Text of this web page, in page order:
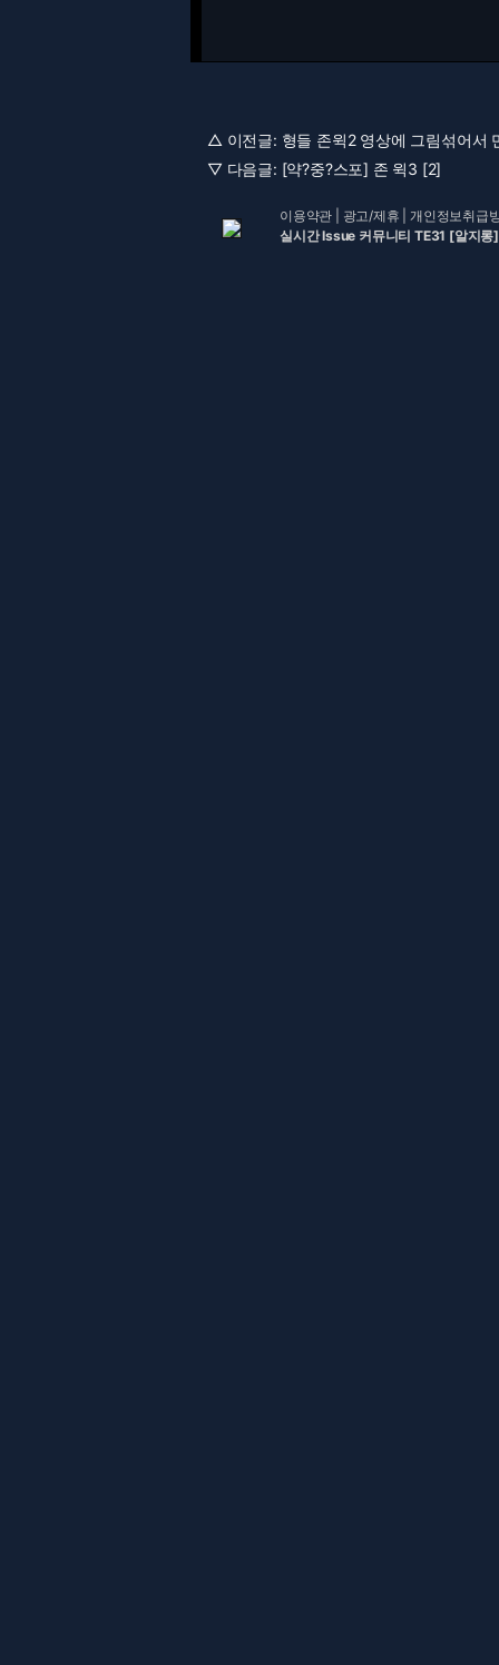
△ 이전글: 형들 존윅2 영상에 그림섞어서
▽ 다음글: [약?중?스포] 존 윅3 [2]
이용약관 광고/제휴 |개인정보취급
실시간 Issue 커뮤니티 TE31 [알지